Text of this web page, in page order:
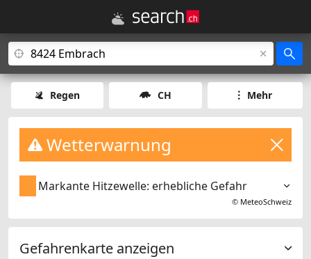
Regen CH Mehr
Wetterwarnung
Markante Hitzewelle: erhebliche Gefahr
© MeteoSchweiz
Gefahrenkarte anzeigen